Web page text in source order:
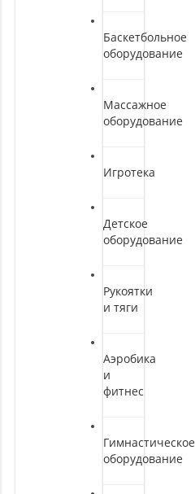
Баскетбольное
оборудование
Массажное
оборудование
Игротека
Детское
оборудование
Рукоятки
и тяги
Аэробика
и
фитнес
Гимнастическое
оборудование